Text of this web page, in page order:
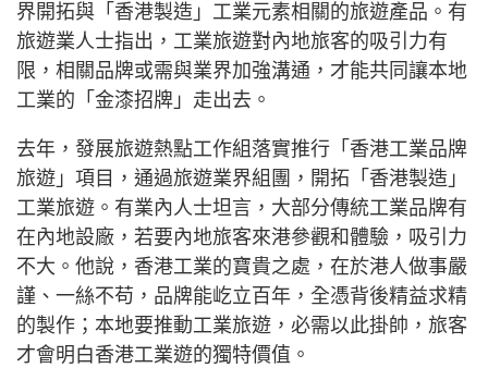
界開拓與「香港製造」工業元素相關的旅遊產品。有
旅遊業人士指出，工業旅遊對內地旅客的吸引力有
限，相關品牌或需與業界加強溝通，才能共同讓本地
工業的「金漆招牌」走出去。
去年，發展旅遊熱點工作組落實推行「香港工業品牌
旅遊」項目，通過旅遊業界組團，開拓「香港製造」
工業旅遊。有業內人士坦言，大部分傳統工業品牌有
在內地設廠，若要內地旅客來港參觀和體驗，吸引力
不大。他說，香港工業的寶貴之處，在於港人做事嚴
謹、一絲不苟，品牌能屹立百年，全憑背後精益求精
的製作；本地要推動工業旅遊，必需以此掛帥，旅客
才會明白香港工業遊的獨特價值。